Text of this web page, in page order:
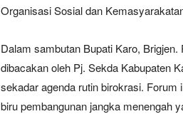
Organisasi Sosial dan
Dalam sambutan Bupati Karo,
dibacakan oleh Pj. Sekda Kabupaten
sekadar agenda rutin birokrasi.
biru pembangunan jangka menengah